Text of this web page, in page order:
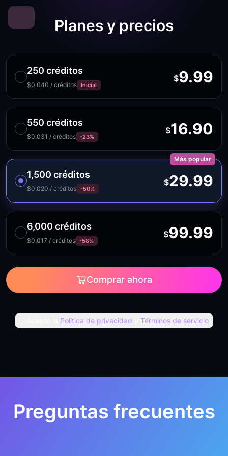
Planes y precios
250 créditos
$0.040 / créditos Inicial
$9.99
550 créditos
$0.031 / créditos -23%
$16.90
Más popular
1,500 créditos
$0.020 / créditos -50%
$29.99
6,000 créditos
$0.017 / créditos -58%
$99.99
Comprar ahora
Política de privacidad Términos de servicio
Preguntas frecuentes